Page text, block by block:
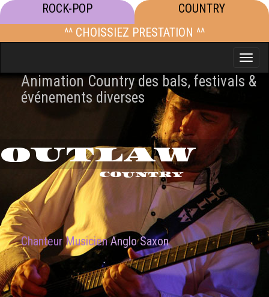
ROCK-POP
COUNTRY
^^ CHOISSIEZ PRESTATION ^^
Toggle
Animation Country des bals, festivals &
événements diverses
OUTLAW
COUNTRY
Chanteur MusicienAnglo Saxon